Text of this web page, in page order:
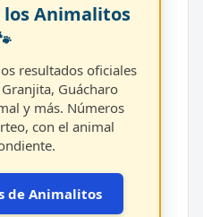
los Animalitos
resultados oficiales
Guácharo
y más. Números
con el animal
de Animalitos